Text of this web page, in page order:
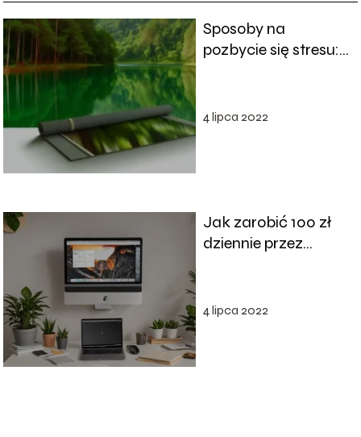
Sposoby na
pozbycie się stresu:
4 lipca 2022
Jak zarobić 100 zł
dziennie przez
4 lipca 2022